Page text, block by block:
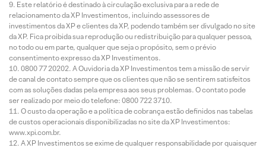
Este relatório é destinado à circulação exclusiva para a rede de
relacionamento da XP Investimentos, incluindo assessores de
investimentos da XP e clientes da XP, podendo também ser divulgado no site
da XP. Fica proibida sua reprodução ou redistribuição para qualquer pessoa,
no todo ou em parte, qualquer que seja o propósito, sem o prévio
consentimento expresso da XP Investimentos.
0800 77 20202. A Ouvidoria da XP Investimentos tem a missão de servir
de canal de contato sempre que os clientes que não se sentirem satisfeitos
com as soluções dadas pela empresa aos seus problemas. O contato pode
ser realizado por meio do telefone: 0800 722 3710.
O custo da operação e a política de cobrança estão definidos nas tabelas
de custos operacionais disponibilizadas no site da XP Investimentos:
www.xpi.com.br.
A XP Investimentos se exime de qualquer responsabilidade por quaisquer